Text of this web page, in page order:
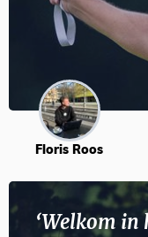
Floris Roos
‘Welkom in